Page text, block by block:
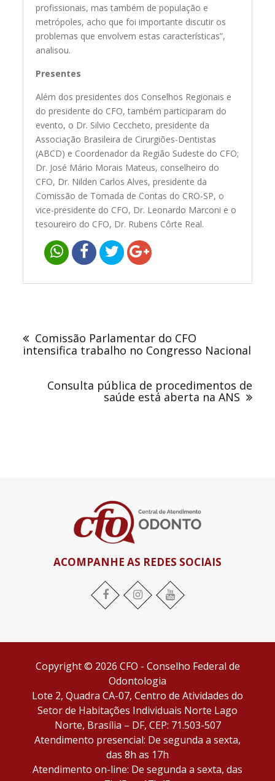
profissionais, mas também de população e
metrópoles, acho que foi importante discutir os
problemas que envolvem estas características”,
analisou.
Presentes
Além dos presidentes dos Conselhos Regionais e
do presidente do CFO, também participaram do
evento, o Dr. Silvio Ceccheto, presidente da
Associação Brasileira de Cirurgiões-Dentistas
(ABCD) e Coordenador da Região Sudeste do CFO;
Dr. José Mário Morais Mateus, conselheiro do
CFO, Dr. Nilden Carlos Alves, presidente da
Comissão de Tomada de Contas do CRO-SP, o
vice-presidente do CFO, Dr. Leonardo Marconi e o
tesoureiro do CFO, Dr. Rubens Côrte Real.
PostComissão Parlamentar do CFO
intensifica trabalho no Congresso Nacional
Consulta pública de procedimentos de
saúde está aberta na ANS
ACOMPANHE AS REDES SOCIAIS
Facebook Instagram YouTube
Copyright © 2026 CFO - Conselho Federal de
Odontologia
Lote 2, Quadra CA-07, Centro de Atividades do
Setor de Habitações Individuais Norte Lago
Norte, Brasília – DF, CEP: 71.503-507
Atendimento presencial: De segunda a sexta,
das 8h as 17h
Atendimento on-line: De segunda a sexta, das